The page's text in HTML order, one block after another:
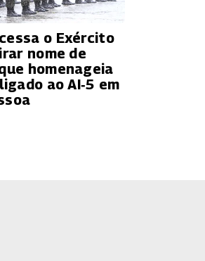
o Exército
nome de
homenageia
ao AI‑5 em